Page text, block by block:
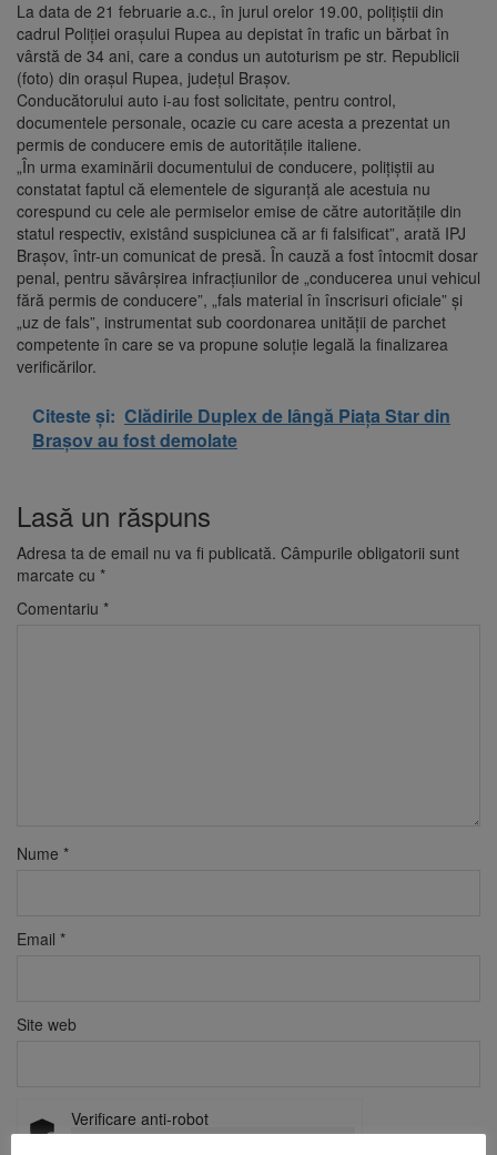
La data de 21 februarie a.c., în jurul orelor 19.00, polițiștii din
cadrul Poliției orașului Rupea au depistat în trafic un bărbat în
vârstă de 34 ani, care a condus un autoturism pe str. Republicii
(foto) din orașul Rupea, județul Brașov.
Conducătorului auto i-au fost solicitate, pentru control,
documentele personale, ocazie cu care acesta a prezentat un
permis de conducere emis de autoritățile italiene.
„În urma examinării documentului de conducere, polițiștii au
constatat faptul că elementele de siguranță ale acestuia nu
corespund cu cele ale permiselor emise de către autoritățile din
statul respectiv, existând suspiciunea că ar fi falsificat”, arată IPJ
Braşov, într-un comunicat de presă. În cauză a fost întocmit dosar
penal, pentru săvârșirea infracțiunilor de „conducerea unui vehicul
fără permis de conducere”, „fals material în înscrisuri oficiale” și
„uz de fals”, instrumentat sub coordonarea unității de parchet
competente în care se va propune soluție legală la finalizarea
verificărilor.
Citeste și: Clădirile Duplex de lângă Piața Star din
Brașov au fost demolate
Lasă un răspuns
Adresa ta de email nu va fi publicată. Câmpurile obligatorii sunt
marcate cu *
Comentariu *
Nume *
Email *
Site web
Verificare anti-robot
Click pentru a începe verificarea